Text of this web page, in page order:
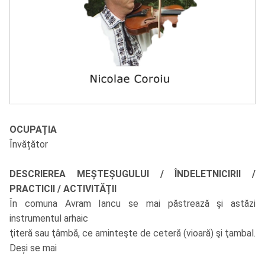
OCUPAȚIA
Învățător
DESCRIEREA MEȘTEȘUGULUI / ÎNDELETNICIRII /
PRACTICII / ACTIVITĂȚII
În comuna Avram Iancu se mai păstrează şi astăzi
instrumentul arhaic
ţiteră sau ţâmbă, ce aminteşte de ceteră (vioară) şi ţambal.
Deși se mai